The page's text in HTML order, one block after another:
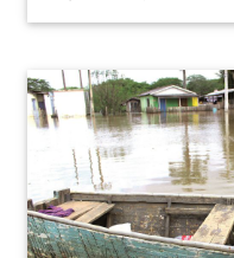
ambiente e o bem-
de energia são
Especial